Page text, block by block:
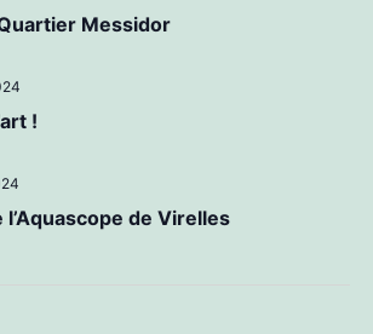
Messidor
!
l’Aquascope de Virelles